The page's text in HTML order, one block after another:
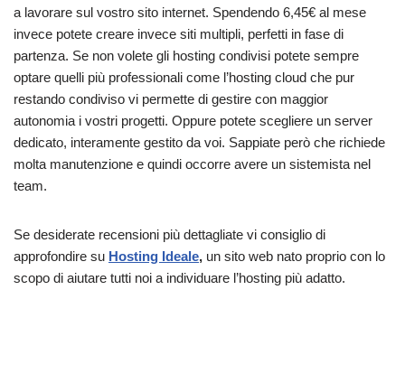
a lavorare sul vostro sito internet. Spendendo 6,45€ al mese
invece potete creare invece siti multipli, perfetti in fase di
partenza. Se non volete gli hosting condivisi potete sempre
optare quelli più professionali come l’hosting cloud che pur
restando condiviso vi permette di gestire con maggior
autonomia i vostri progetti. Oppure potete scegliere un server
dedicato, interamente gestito da voi. Sappiate però che richiede
molta manutenzione e quindi occorre avere un sistemista nel
team.
Se desiderate recensioni più dettagliate vi consiglio di
approfondire su Hosting Ideale, un sito web nato proprio con lo
scopo di aiutare tutti noi a individuare l’hosting più adatto.